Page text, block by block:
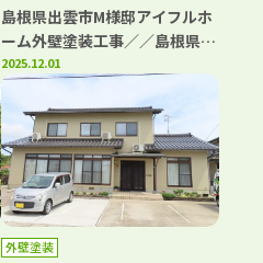
島根県出雲市M様邸アイフルホ
ーム外壁塗装工事／／島根県松
江市・出雲市・大田市・雲南
市・鳥取県米子市・境港市の
「きじま塗装」
2025.12.01
外壁塗装